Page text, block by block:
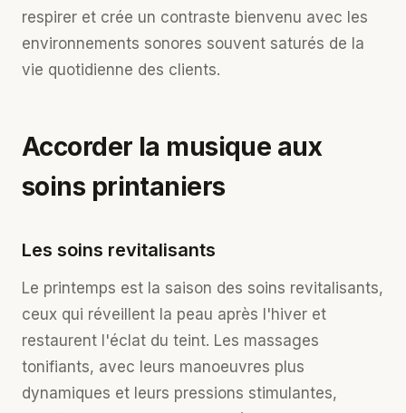
respirer et crée un contraste bienvenu avec les
environnements sonores souvent saturés de la
vie quotidienne des clients.
Accorder la musique aux
soins printaniers
Les soins revitalisants
Le printemps est la saison des soins revitalisants,
ceux qui réveillent la peau après l'hiver et
restaurent l'éclat du teint. Les massages
tonifiants, avec leurs manoeuvres plus
dynamiques et leurs pressions stimulantes,